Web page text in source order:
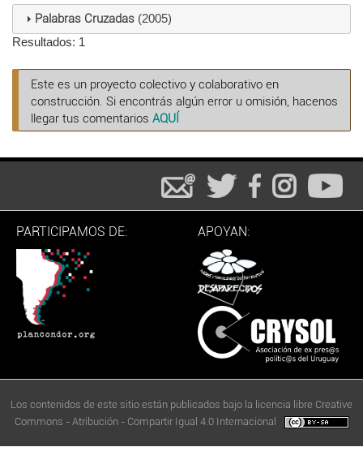
Palabras Cruzadas(2005)
Resultados: 1
Este es un proyecto colectivo y colaborativo en
construcción. Si encontrás algún error u omisión, hacenos
llegar tus comentarios AQUÍ
PARTICIPAMOS DE: APOYAN:
Los contenidos de este sitio están publicados bajo la licencia libre Creative
Commons - Atribución - Compartir Igual 4.0 Internacional